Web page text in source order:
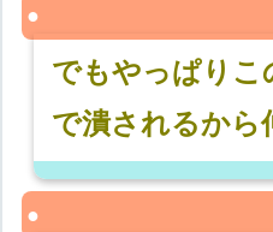
でもやっぱりこ
で潰されるか